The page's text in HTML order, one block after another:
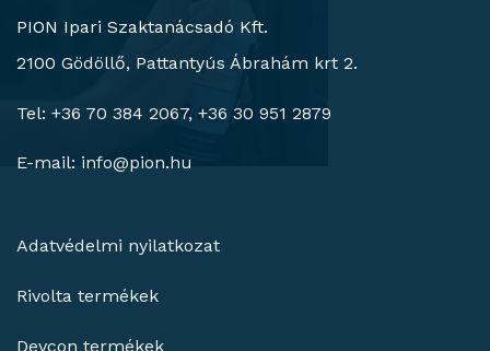
PION Ipari Szaktanácsadó Kft.
2100 Gödöllő, Pattantyús Ábrahám krt 2.
Tel: +36 70 384 2067, +36 30 951 2879
E-mail: info@pion.hu
Adatvédelmi nyilatkozat
Rivolta termékek
Devcon termékek